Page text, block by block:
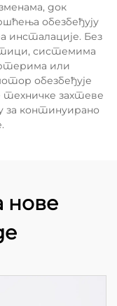
док
обезбеђују
инсталације. Без
системима
или
обезбеђује
техничке захтеве
за континуирано
нове